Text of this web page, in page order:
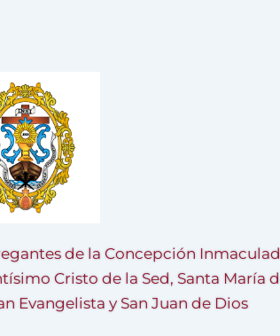
de la Concepción
Cristo de la Sed, Santa María
Evangelista y San Juan de Dios